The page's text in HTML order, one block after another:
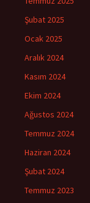
Şubat 2025
Ocak 2025
Aralık 2024
Kasım 2024
Ekim 2024
Ağustos 2024
Temmuz 2024
Haziran 2024
Şubat 2024
Temmuz 2023